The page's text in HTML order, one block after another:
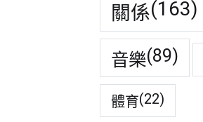
關係(163)
音樂(89)
體育(22)